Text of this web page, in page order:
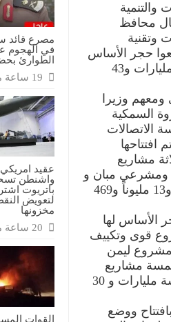
مصرع قائد
في الهجوم
الطوارئ
عقيد
واشنطن
باتريوت
لتعويض
مخزونها
القوات
والتنمية
محافظ
وتقنية
حجر الأساس
لعدد من مشاريع الاتصالات بتكلفة ستة مليارات و43
وزيرا
السمكية
الاتصالات
مشاريع
ومشرعي مبان و
أربعة مشاريع ليمن موبايل بتكلفة مليار و13 مليوناً و469
الأساس لها
مشاريع تراسل و 11 مشروع قوى وتكييف
ومشروعين في الشبكة النحاسية ، و19 مشروع ليمن
مشاريع
سنترالات ريفية بتكلفة تقديرية تبلغ خمسة مليارات و 30
ووضع